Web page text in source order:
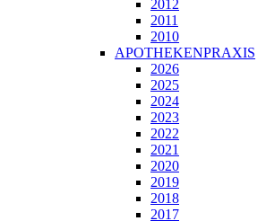
2012
2011
2010
APOTHEKENPRAXIS
2026
2025
2024
2023
2022
2021
2020
2019
2018
2017